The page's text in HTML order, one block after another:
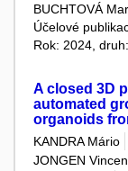
BUCHTOVÁ
Účelové
Rok: 2024,
A closed 3D
automated
organoids
KANDRA Mário
JONGEN